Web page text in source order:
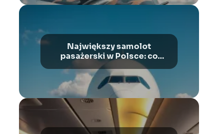
Największy samolot
pasażerski w Polsce: co
warto wiedzieć?